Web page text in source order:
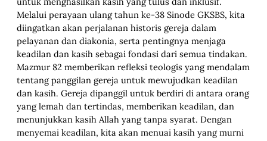
Melalui perayaan ulang tahun ke-38 Sinode GKSBS, kita
diingatkan akan perjalanan historis gereja dalam
pelayanan dan diakonia, serta pentingnya menjaga
keadilan dan kasih sebagai fondasi dari semua tindakan.
Mazmur 82 memberikan refleksi teologis yang mendalam
tentang panggilan gereja untuk mewujudkan keadilan
dan kasih. Gereja dipanggil untuk berdiri di antara orang
yang lemah dan tertindas, memberikan keadilan, dan
menunjukkan kasih Allah yang tanpa syarat. Dengan
menyemai keadilan, kita akan menuai kasih yang murni